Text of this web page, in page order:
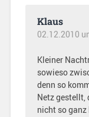
Klaus
02.12.2010
Kleiner
sowieso
denn so
Netz gestellt,
nicht so